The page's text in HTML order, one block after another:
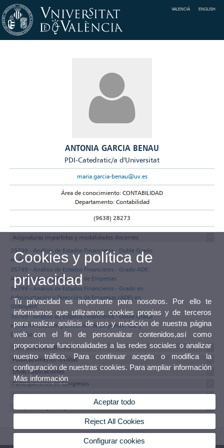
VALENCIÀ ENGLISH
ANTONIA GARCIA BENAU
PDI-Catedratic/a d'Universitat
maria.garcia-benau@uv.es
Área de conocimiento: CONTABILIDAD
Departamento: Contabilidad
(9638) 28273
Asignaturas impartidas y modalidades docentes
35799 - Análisis de Estados Financieros - Doble Grado
en Turismo y ADE
35799 - Análisis de Estados Financieros - Grado ADE:
Administración y Dirección de Empresas
35799 - Análisis de Estados Financieros - Grado en
Administración y Dirección de Empresas (ADE) en
Ontinyent
35799 - Análisis de Estados Financieros - Doble Grado
en Administración y Dirección de Empresas ADE y
Derecho
Formación académica
Publicaciones en revistas
Otras Publicaciones
Participaciones en Congresos
Proyectos
Tesis, tesinas y trabajos
Cookies y política de
privacidad
Tu privacidad es importante para nosotros. Por ello te
informamos que utilizamos cookies propias y de terceros
para realizar análisis de uso y medición de nuestra página
web con el fin de personalizar contenidos,así como
proporcionar funcionalidades a las redes sociales o analizar
nuestro tráfico. Para continuar acepta o modifica la
configuración de nuestras cookies. Para ampliar información
Más información
Aceptar todo
Reject All Cookies
Configurar cookies